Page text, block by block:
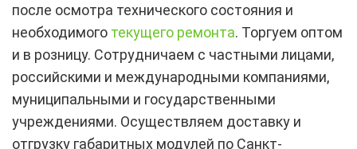
после осмотра технического состояния и
необходимого текущего ремонта. Торгуем оптом
и в розницу. Сотрудничаем с частными лицами,
российскими и международными компаниями,
муниципальными и государственными
учреждениями. Осуществляем доставку и
отгрузку габаритных модулей по Санкт-